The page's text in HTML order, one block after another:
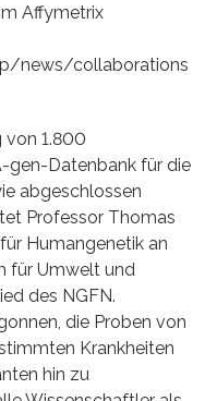
Affymetrix
news/collaborations
von 1.800
gen-Datenbank für die
abgeschlossen
Professor Thomas
Humangenetik an
für Umwelt und
des NGFN.
die Proben von
Krankheiten
hin zu